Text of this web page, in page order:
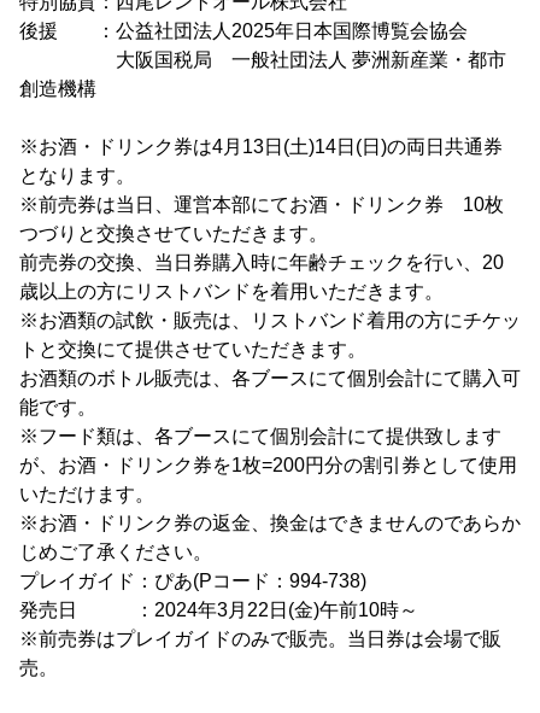
後援 ：公益社団法人2025年日本国際博覧会協会
大阪国税局 一般社団法人 夢洲新産業・都市
創造機構
※お酒・ドリンク券は4月13日(土)14日(日)の両日共通券
となります。
※前売券は当日、運営本部にてお酒・ドリンク券 10枚
つづりと交換させていただきます。
前売券の交換、当日券購入時に年齢チェックを行い、20
歳以上の方にリストバンドを着用いただきます。
※お酒類の試飲・販売は、リストバンド着用の方にチケッ
トと交換にて提供させていただきます。
お酒類のボトル販売は、各ブースにて個別会計にて購入可
能です。
※フード類は、各ブースにて個別会計にて提供致します
が、お酒・ドリンク券を1枚=200円分の割引券として使用
いただけます。
※お酒・ドリンク券の返金、換金はできませんのであらか
じめご了承ください。
プレイガイド：ぴあ(Pコード：994-738)
発売日 ：2024年3月22日(金)午前10時～
※前売券はプレイガイドのみで販売。当日券は会場で販
売。